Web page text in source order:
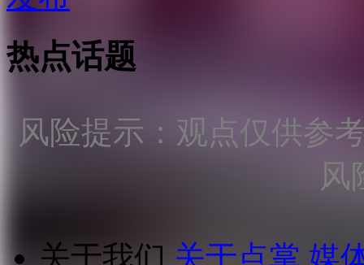
热点话题
风险提示：观点仅供参
风
关于我们 关于点掌 媒